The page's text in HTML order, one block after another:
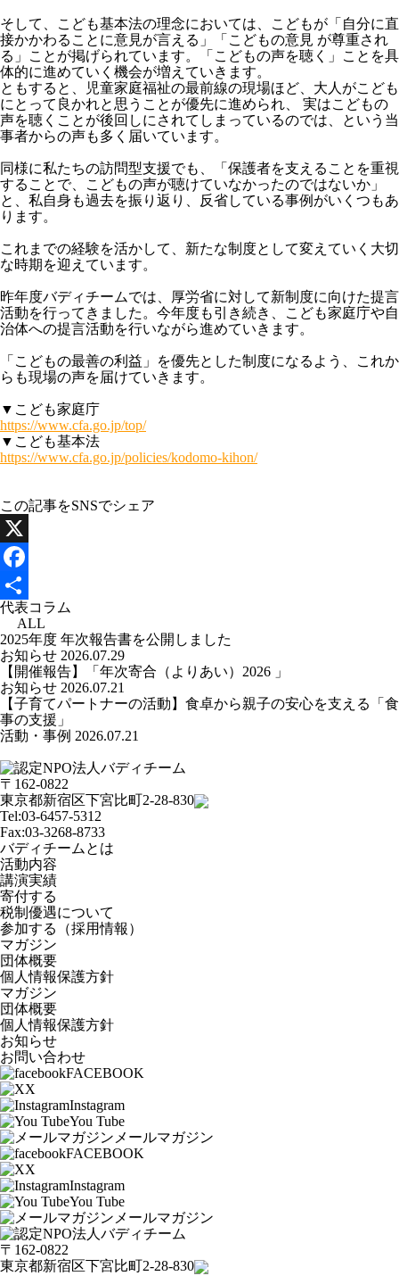
そして、こども基本法の理念においては、こどもが「自分に直
接かかわることに意見が言える」「こどもの意見 が尊重され
る」ことが掲げられています。「こどもの声を聴く」ことを具
体的に進めていく機会が増えていきます。
ともすると、児童家庭福祉の最前線の現場ほど、大人がこども
にとって良かれと思うことが優先に進められ、 実はこどもの
声を聴くことが後回しにされてしまっているのでは、という当
事者からの声も多く届いています。
同様に私たちの訪問型支援でも、「保護者を支えることを重視
することで、こどもの声が聴けていなかったのではないか」
と、私自身も過去を振り返り、反省している事例がいくつもあ
ります。
これまでの経験を活かして、新たな制度として変えていく大切
な時期を迎えています。
昨年度バディチームでは、厚労省に対して新制度に向けた提言
活動を行ってきました。今年度も引き続き、こども家庭庁や自
治体への提言活動を行いながら進めていきます。
「こどもの最善の利益」を優先とした制度になるよう、これか
らも現場の声を届けていきます。
▼こども家庭庁
https://www.cfa.go.jp/top/
▼こども基本法
https://www.cfa.go.jp/policies/kodomo-kihon/
この記事をSNSでシェア
X
Facebook
共
有
代表コラム
ALL
2025年度 年次報告書を公開しました
お知らせ 2026.07.29
【開催報告】「年次寄合（よりあい）2026 」
お知らせ 2026.07.21
【子育てパートナーの活動】食卓から親子の安心を支える「食
事の支援」
活動・事例 2026.07.21
〒162-0822
東京都新宿区下宮比町2-28-830
Tel:03-6457-5312
Fax:03-3268-8733
バディチームとは
活動内容
講演実績
寄付する
税制優遇について
参加する（採用情報）
マガジン
団体概要
個人情報保護方針
マガジン
団体概要
個人情報保護方針
お知らせ
お問い合わせ
FACEBOOK
X
Instagram
You Tube
メールマガジン
FACEBOOK
X
Instagram
You Tube
メールマガジン
〒162-0822
東京都新宿区下宮比町2-28-830